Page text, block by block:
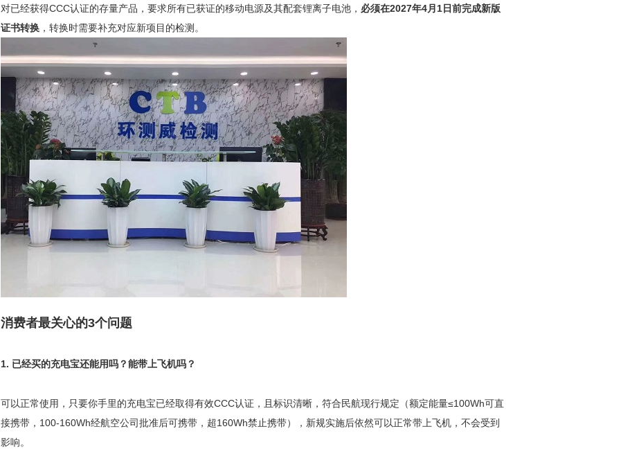
对已经获得CCC认证的存量产品，要求所有已获证的移动电源及其配套锂离子电池，‌ 必须在2027年4月1日前完成新版
证书转换 ‌，转换时需要补充对应新项目的检测。
消费者最关心的3个问题
1. 已经买的充电宝还能用吗？能带上飞机吗？
可以正常使用，只要你手里的充电宝已经取得有效CCC认证，且标识清晰，符合民航现行规定（额定能量≤100Wh可直
接携带，100-160Wh经航空公司批准后可携带，超160Wh禁止携带），新规实施后依然可以正常带上飞机，不会受到
影响。